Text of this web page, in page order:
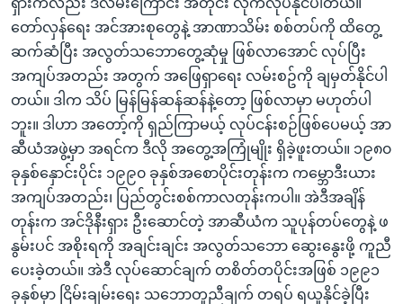
ရှားကလည်း ဒီလမ်းကြောင်း အတိုင်း လိုက်လုပ်နိုင်ပါတယ်။
တော်လှန်ရေး အင်အားစုတွေနဲ့ အာဏာသိမ်း စစ်တပ်ကို ထိတွေ့
ဆက်ဆံပြီး အလွတ်သဘောတွေ့ဆုံမှု ဖြစ်လာအောင် လုပ်ပြီး
အကျပ်အတည်း အတွက် အဖြေရှာရေး လမ်းစဥ်ကို ချမှတ်နိုင်ပါ
တယ်။ ဒါက သိပ် မြန်မြန်ဆန်ဆန်နဲ့တော့ ဖြစ်လာမှာ မဟုတ်ပါ
ဘူး။ ဒါဟာ အတော့်ကို ရှည်ကြာမယ့် လုပ်ငန်းစဉ်ဖြစ်ပေမယ့် အာ
ဆီယံအဖွဲ့မှာ အရင်က ဒီလို အတွေ့အကြုံမျိုး ရှိခဲ့ဖူးတယ်။ ၁၉၈၀
ခုနှစ်နှောင်းပိုင်း ၁၉၉၀ ခုနှစ်အစောပိုင်းတုန်းက ကမ္ဘောဒီးယား
အကျပ်အတည်း၊ ပြည်တွင်းစစ်ကာလတုန်းကပါ။ အဲဒီအချိန်
တုန်းက အင်ဒိုနီးရှား ဦးဆောင်တဲ့ အာဆီယံက သူပုန်တပ်တွေနဲ့ ဖ
နွမ်းပင် အစိုးရကို အချင်းချင်း အလွတ်သဘော ဆွေးနွေးဖို့ ကူညီ
ပေးခဲ့တယ်။ အဲဒီ လုပ်ဆောင်ချက် တစိတ်တပိုင်းအဖြစ် ၁၉၉၁
ခုနှစ်မှာ ငြိမ်းချမ်းရေး သဘောတူညီချက် တရပ် ရယူနိုင်ခဲ့ပြီး